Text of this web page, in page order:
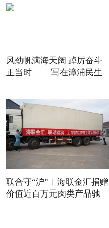
风劲帆满海天阔 踔厉奋斗
正当时 ——写在漳浦民生
联合守“沪”︱海联金汇捐赠
价值近百万元肉类产品驰